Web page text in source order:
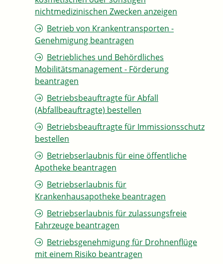
nichtmedizinischen Zwecken anzeigen
Betrieb von Krankentransporten -
Genehmigung beantragen
Betriebliches und Behördliches
Mobilitätsmanagement - Förderung
beantragen
Betriebsbeauftragte für Abfall
(Abfallbeauftragte) bestellen
Betriebsbeauftragte für Immissionsschutz
bestellen
Betriebserlaubnis für eine öffentliche
Apotheke beantragen
Betriebserlaubnis für
Krankenhausapotheke beantragen
Betriebserlaubnis für zulassungsfreie
Fahrzeuge beantragen
Betriebsgenehmigung für Drohnenflüge
mit einem Risiko beantragen